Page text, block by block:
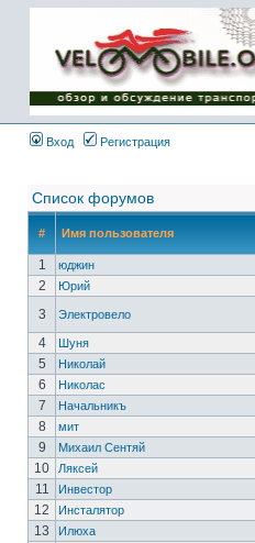
Имя пользователя:
Пароль:
{ LOG_ME_IN_SHORT
}
Вход Регистрация
Список форумов
# Имя пользователя
1 юджин
2
Юрий
3
Электровело
4
Шуня
5
Николай
6
Николас
7
Начальникъ
8
мит
9
Михаил Сентяй
10
Ляксей
11
Инвестор
12
Инсталятор
13
Илюха